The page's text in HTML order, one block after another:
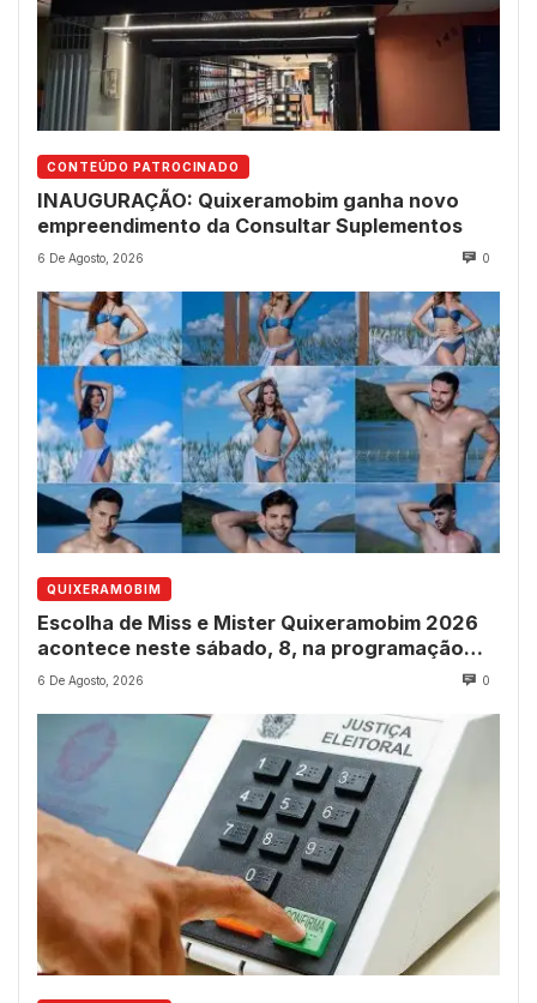
CONTEÚDO PATROCINADO
INAUGURAÇÃO: Quixeramobim ganha novo
empreendimento da Consultar Suplementos
6 De Agosto, 2026 0
QUIXERAMOBIM
Escolha de Miss e Mister Quixeramobim 2026
acontece neste sábado, 8, na programação
dos 237 anos do município
6 De Agosto, 2026 0